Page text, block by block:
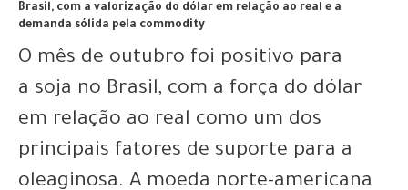
Brasil, com a valorização do dólar em relação ao real e a
demanda sólida pela commodity
O mês de outubro foi positivo para
a soja no Brasil, com a força do dólar
em relação ao real como um dos
principais fatores de suporte para a
oleaginosa. A moeda norte-americana